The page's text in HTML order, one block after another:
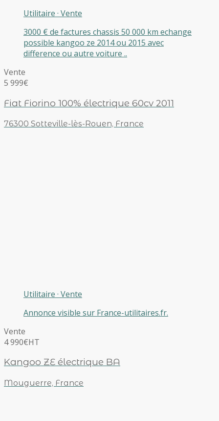
Utilitaire · Vente
3000 € de factures chassis 50 000 km echange
possible kangoo ze 2014 ou 2015 avec
difference ou autre voiture ..
Vente
5 999€
Fiat Fiorino 100% électrique 60cv 2011
76300 Sotteville-lès-Rouen, France
Utilitaire · Vente
Annonce visible sur France-utilitaires.fr.
Vente
4 990€HT
Kangoo ZE électrique BA
Mouguerre, France